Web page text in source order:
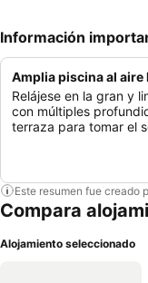
Información
Amplia piscina al
Relájese en la gran y
con múltiples
terraza para tomar el
Este resumen fue creado
Compara
Alojamiento seleccionado